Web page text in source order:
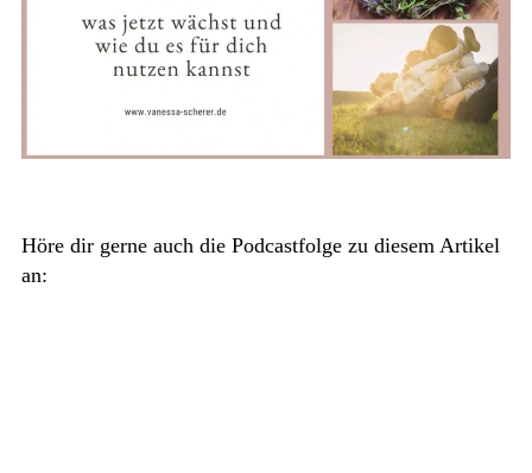
Höre dir gerne auch die Podcastfolge zu diesem Artikel
an: